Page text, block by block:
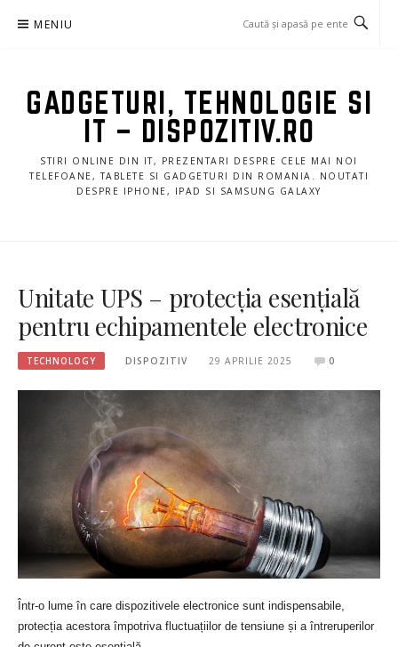
MENIU
GADGETURI, TEHNOLOGIE SI
IT – DISPOZITIV.RO
STIRI ONLINE DIN IT, PREZENTARI DESPRE CELE MAI NOI
TELEFOANE, TABLETE SI GADGETURI DIN ROMANIA. NOUTATI
DESPRE IPHONE, IPAD SI SAMSUNG GALAXY
Unitate UPS – protecția esențială
pentru echipamentele electronice
TECHNOLOGY DISPOZITIV 29 APRILIE 2025 0
Într-o lume în care dispozitivele electronice sunt indispensabile,
protecția acestora împotriva fluctuațiilor de tensiune și a întreruperilor